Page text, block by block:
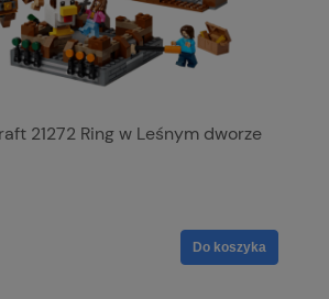
21272 Ring w Leśnym dworze
Do koszyka